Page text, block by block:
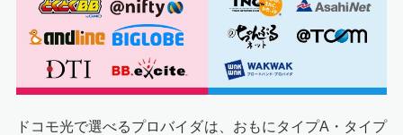
ドコモ光で選べるプロバイダは、おもにタイプA・タイプ